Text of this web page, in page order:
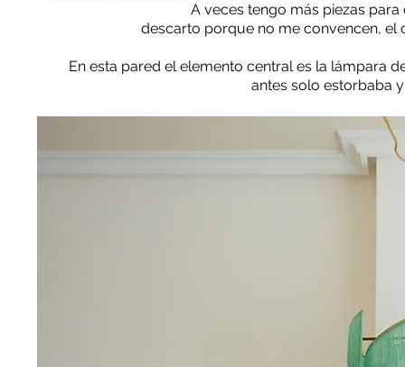
A veces tengo más piezas
descarto porque no me convencen, el
En esta pared el elemento central es la lámpara
antes solo estorbaba